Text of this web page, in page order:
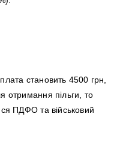
становить 4500 грн,
отримання пільги, то
ПДФО та військовий